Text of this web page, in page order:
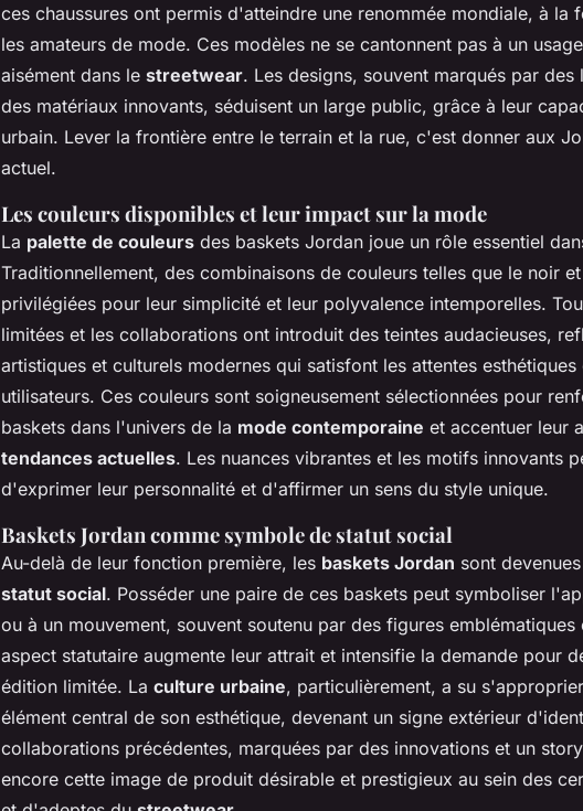
ces chaussures ont permis d'atteindre une renommée mondiale, à la
les amateurs de mode. Ces modèles ne se cantonnent pas à un
aisément dans le streetwear. Les designs, souvent marqués par des
des matériaux innovants, séduisent un large public, grâce à leur
urbain. Lever la frontière entre le terrain et la rue, c'est donner aux
actuel.
Les couleurs disponibles et leur impact sur la mode
La palette de couleurs des baskets Jordan joue un rôle essentiel
Traditionnellement, des combinaisons de couleurs telles que le noir
privilégiées pour leur simplicité et leur polyvalence intemporelles.
limitées et les collaborations ont introduit des teintes audacieuses,
artistiques et culturels modernes qui satisfont les attentes
utilisateurs. Ces couleurs sont soigneusement sélectionnées pour
baskets dans l'univers de la mode contemporaine et accentuer leur
tendances actuelles. Les nuances vibrantes et les motifs innovants
d'exprimer leur personnalité et d'affirmer un sens du style unique.
Baskets Jordan comme symbole de statut social
Au-delà de leur fonction première, les baskets Jordan sont
statut social. Posséder une paire de ces baskets peut symboliser
ou à un mouvement, souvent soutenu par des figures
aspect statutaire augmente leur attrait et intensifie la demande pour
édition limitée. La culture urbaine, particulièrement, a su
élément central de son esthétique, devenant un signe extérieur
collaborations précédentes, marquées par des innovations et un
encore cette image de produit désirable et prestigieux au sein des